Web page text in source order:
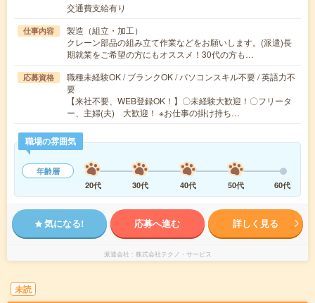
交通費支給有り
仕事内容
製造（組立・加工）
クレーン部品の組み立て作業などをお願いします。(派遣)長
期就業をご希望の方にもオススメ！30代の方も…
応募資格
職種未経験OK / ブランクOK / パソコンスキル不要 / 英語力不
要
【来社不要、WEB登録OK！】〇未経験大歓迎！〇フリータ
ー、主婦(夫) 大歓迎！ ※お仕事の掛け持ち…
職場の雰囲気
年齢層
20代
30代 40代 50代 60代
気になる! 応募へ進む 詳しく見る
派遣会社 株式会社テクノ・サービス
未読